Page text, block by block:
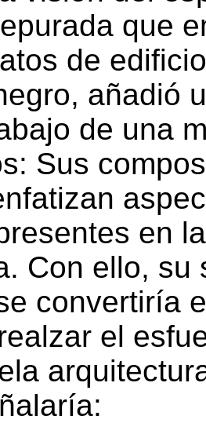
que
de
, añadió
de una
: Sus
en
. Con ello, su
convertiría
el
: